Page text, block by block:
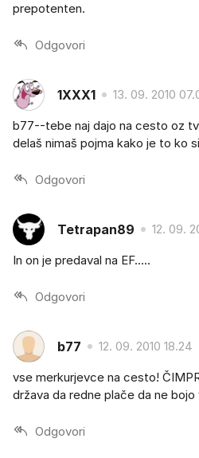
prepotenten.
Odgovori
1XXX1 13. 09. 2010
b77--tebe naj dajo na cesto oz
delaš nimaš pojma kako je to ko
Odgovori
Tetrapan89 12. 09.
In on je predaval na EF.....
Odgovori
b77 12. 09. 2010 18.24
vse merkurjevce na cesto!
država da redne plače da ne bojo
Odgovori